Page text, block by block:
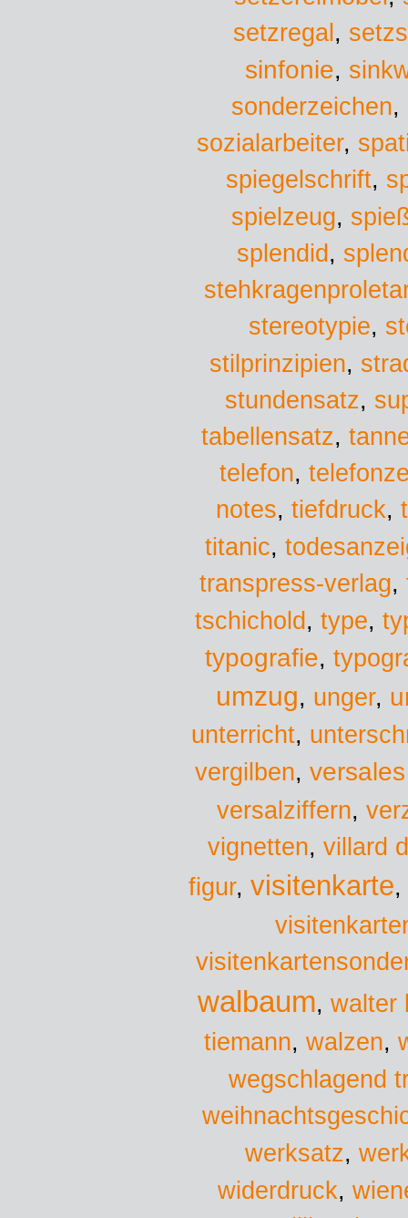
setzregal ,
sinfonie,
sonderzeichen,
sozialarbeiter,
spiegelschrift,
spielzeug,
splendid ,
stereotypie,
stilprinzipien,
stundensatz,
tabellensatz,
telefon,
notes, tiefdruck,
titanic,
transpress-verlag,
tschichold , type,
typografie,
umzug, unger,
unterricht,
vergilben,
versalziffern,
vignetten, villard
figur, visitenkarte,
walbaum, walter
tiemann, walzen,
wegschlagend
werksatz,
widerdruck,